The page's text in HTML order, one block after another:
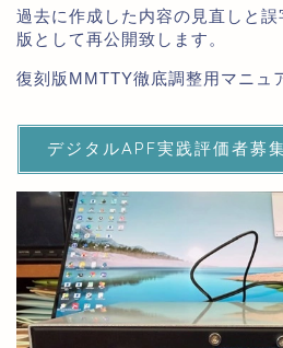
過去に作成した内容の見直しと
版として再公開致します。
復刻版MMTTY徹底調整用マニュ
デジタルAPF実践評価者募